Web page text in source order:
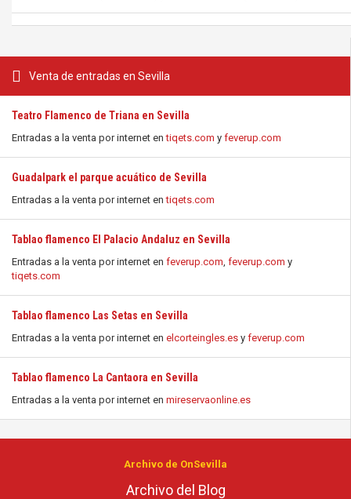
Venta de entradas en Sevilla
Teatro Flamenco de Triana en Sevilla
Entradas a la venta por internet entiqets.com y feverup.com
Guadalpark el parque acuático de Sevilla
Entradas a la venta por internet entiqets.com
Tablao flamenco El Palacio Andaluz en Sevilla
Entradas a la venta por internet en feverup.com, feverup.com y
tiqets.com
Tablao flamenco Las Setas en Sevilla
Entradas a la venta por internet en elcorteingles.es y feverup.com
Tablao flamenco La Cantaora en Sevilla
Entradas a la venta por internet en mireservaonline.es
Archivo de OnSevilla
Archivo del Blog